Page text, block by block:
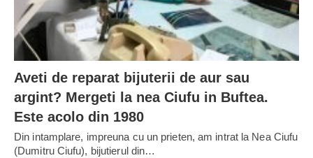
Aveti de reparat bijuterii de aur sau
argint? Mergeti la nea Ciufu in Buftea.
Este acolo din 1980
Din intamplare, impreuna cu un prieten, am intrat la Nea Ciufu
(Dumitru Ciufu), bijutierul din…